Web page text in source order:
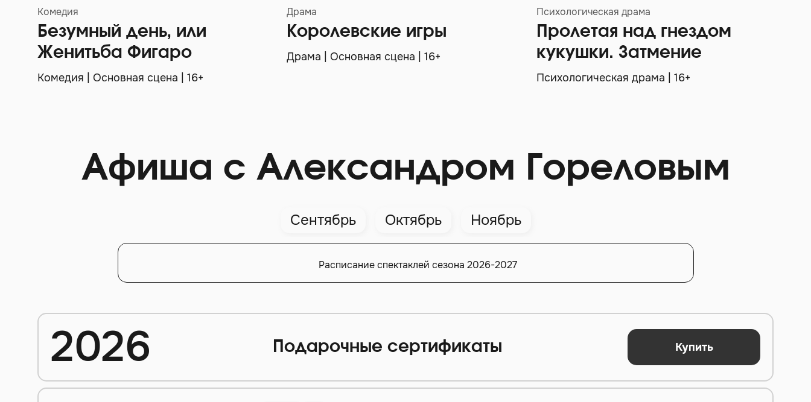
Комедия
Безумный день, или
Женитьба Фигаро
Комедия | Основная сцена | 16+
Драма
Королевские игры
Драма | Основная сцена | 16+
Психологическая драма
Пролетая над гнездом
кукушки. Затмение
Психологическая драма | 16+
Афиша с Александром Гореловым
Сентябрь Октябрь Ноябрь
Расписание спектаклей сезона 2026-2027
2026 Подарочные сертификаты Купить